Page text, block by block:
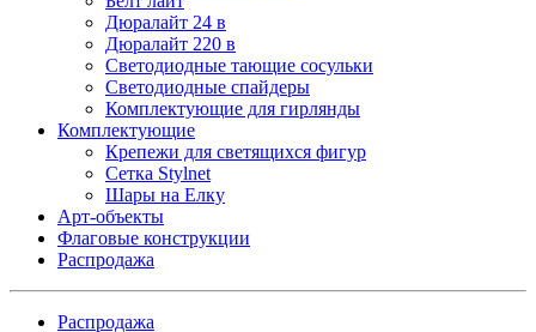
Дюралайт 24 в
Дюралайт 220 в
Светодиодные тающие сосульки
Светодиодные спайдеры
Комплектующие для гирлянды
Комплектующие
Крепежи для светящихся фигур
Сетка Stylnet
Шары на Елку
Арт-объекты
Флаговые конструкции
Распродажа
Распродажа